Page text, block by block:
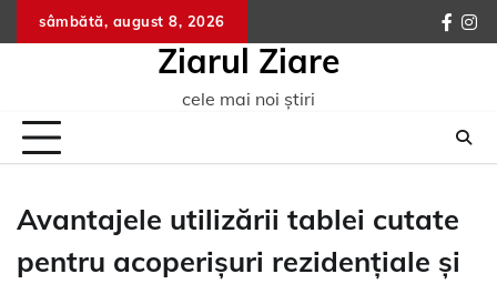
to
sâmbătă, august 8, 2026
Ziarul Ziare
cele mai noi știri
Avantajele utilizării tablei cutate
pentru acoperișuri rezidențiale și